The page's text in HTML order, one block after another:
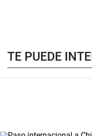
TE PUEDE